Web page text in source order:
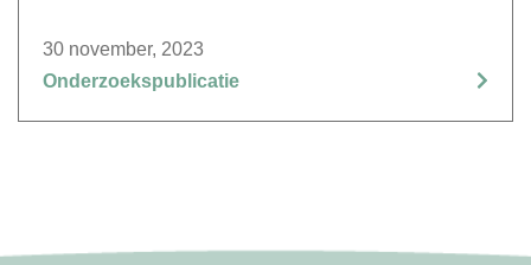
30 november, 2023
Onderzoekspublicatie